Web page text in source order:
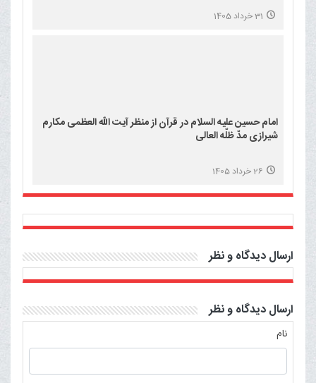
31 خرداد 1405
امام حسین علیه السلام در قرآن از منظر آیت الله العظمی مکارم
شیرازی مدّ ظلّه العالی
26 خرداد 1405
ارسال دیدگاه و نظر
ارسال دیدگاه و نظر
نام